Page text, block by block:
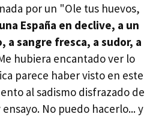
por un "Ole tus huevos,
España en declive, a un
a sangre fresca, a sudor, a
hubiera encantado ver lo
parece haber visto en este
al sadismo disfrazado de
No puedo hacerlo... y